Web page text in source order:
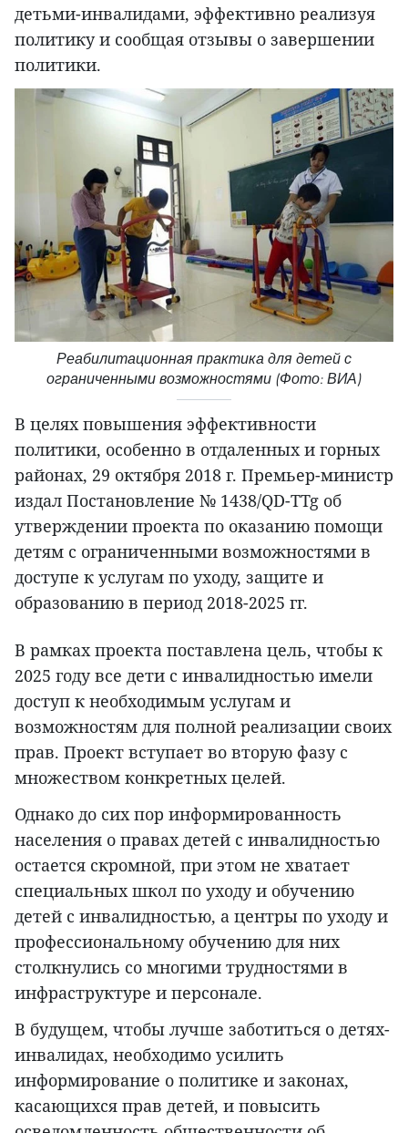
детьми-инвалидами, эффективно реализуя
политику и сообщая отзывы о завершении
политики.
Реабилитационная практика для детей с
ограниченными возможностями (Фото: ВИА)
В целях повышения эффективности
политики, особенно в отдаленных и горных
районах, 29 октября 2018 г. Премьер-министр
издал Постановление № 1438/QD-TTg об
утверждении проекта по оказанию помощи
детям с ограниченными возможностями в
доступе к услугам по уходу, защите и
образованию в период 2018-2025 гг.
В рамках проекта поставлена цель, чтобы к
2025 году все дети с инвалидностью имели
доступ к необходимым услугам и
возможностям для полной реализации своих
прав. Проект вступает во вторую фазу с
множеством конкретных целей.
Однако до сих пор информированность
населения о правах детей с инвалидностью
остается скромной, при этом не хватает
специальных школ по уходу и обучению
детей с инвалидностью, а центры по уходу и
профессиональному обучению для них
столкнулись со многими трудностями в
инфраструктуре и персонале.
В будущем, чтобы лучше заботиться о детях-
инвалидах, необходимо усилить
информирование о политике и законах,
касающихся прав детей, и повысить